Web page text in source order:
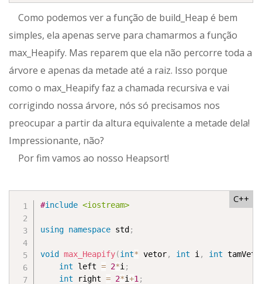
Como podemos ver a função de build_Heap é bem
simples, ela apenas serve para chamarmos a função
max_Heapify. Mas reparem que ela não percorre toda a
árvore e apenas da metade até a raiz. Isso porque
como o max_Heapify faz a chamada recursiva e vai
corrigindo nossa árvore, nós só precisamos nos
preocupar a partir da altura equivalente a metade dela!
Impressionante, não?
Por fim vamos ao nosso Heapsort!
C++
#include <iostream>
using namespace std ;
void max_Heapify(int* vetor, int i , int
int left = 2*i ;
int right = 2*i+1 ;